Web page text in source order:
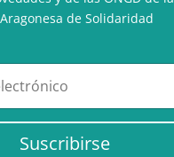
de Solidaridad
Suscribirse